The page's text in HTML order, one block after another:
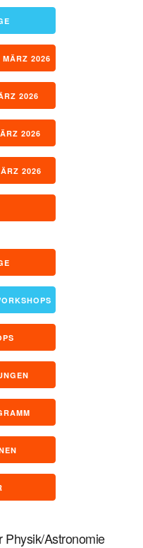
Physik/Astronomie